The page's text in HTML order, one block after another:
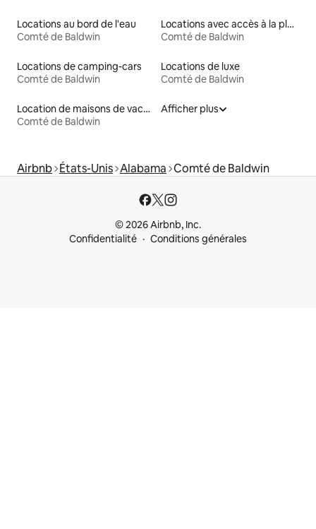
Locations au bord de l'eau
Comté de Baldwin
Locations avec accès à la plage
Comté de Baldwin
Locations de camping-cars
Comté de Baldwin
Locations de luxe
Comté de Baldwin
Location de maisons de vacances
Comté de Baldwin
Afficher plus
Airbnb États-Unis Alabama Comté de Baldwin
© 2026 Airbnb, Inc.
Confidentialité
Conditions générales